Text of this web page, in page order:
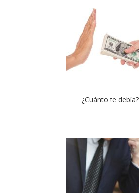
¿Cuánto te debía?